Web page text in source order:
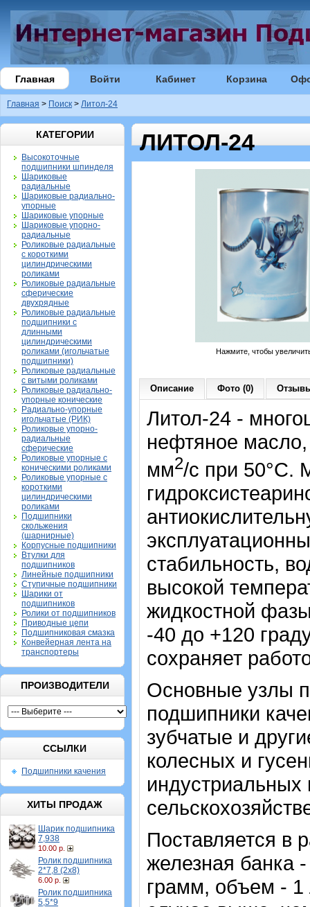
Главная Войти Кабинет Корзина
Главная > Поиск > Литол-24
КАТЕГОРИИ
Высокоточные
подшипники шпинделя
Шариковые
радиальные
Шариковые радиально-
упорные
Шариковые упорные
Шариковые упорно-
радиальные
Роликовые радиальные
с короткими
цилиндрическими
роликами
Роликовые радиальные
сферические
двухрядные
Роликовые радиальные
подшипники с
длинными
цилиндрическими
роликами (игольчатые
подшипники)
Роликовые радиальные
с витыми роликами
Роликовые радиально-
упорные конические
Радиально-упорные
игольчатые (РИК)
Роликовые упорно-
радиальные
сферические
Роликовые упорные с
коническими роликами
Роликовые упорные с
короткими
цилиндрическими
роликами
Подшипники
скольжения
(шарнирные)
Корпусные подшипники
Втулки для
подшипников
Линейные подшипники
Ступичные подшипники
Шарики от
подшипников
Ролики от подшипников
Приводные цепи
Подшипниковая смазка
Конвейерная лента на
транспортеры
ПРОИЗВОДИТЕЛИ
ССЫЛКИ
Подшипники качения
ХИТЫ ПРОДАЖ
Шарик подшипника
7,938
10.00 р.
Ролик подшипника
2*7,8 (2х8)
6.00 р.
Ролик подшипника
5,5*9
ЛИТОЛ-24
Нажмите, чтобы
Описание Фото (0)
Литол-24 -
нефтяное масло,
мм2/с при 50°С.
стабильность,
высокой
жидкостной
-40 до +120
сохраняет
Основные узлы
подшипники
зубчатые и
колесных и
Поставляется в
железная банка
грамм, объем - 1